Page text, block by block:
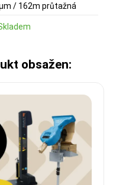
/ 162m průtažná
obsažen: